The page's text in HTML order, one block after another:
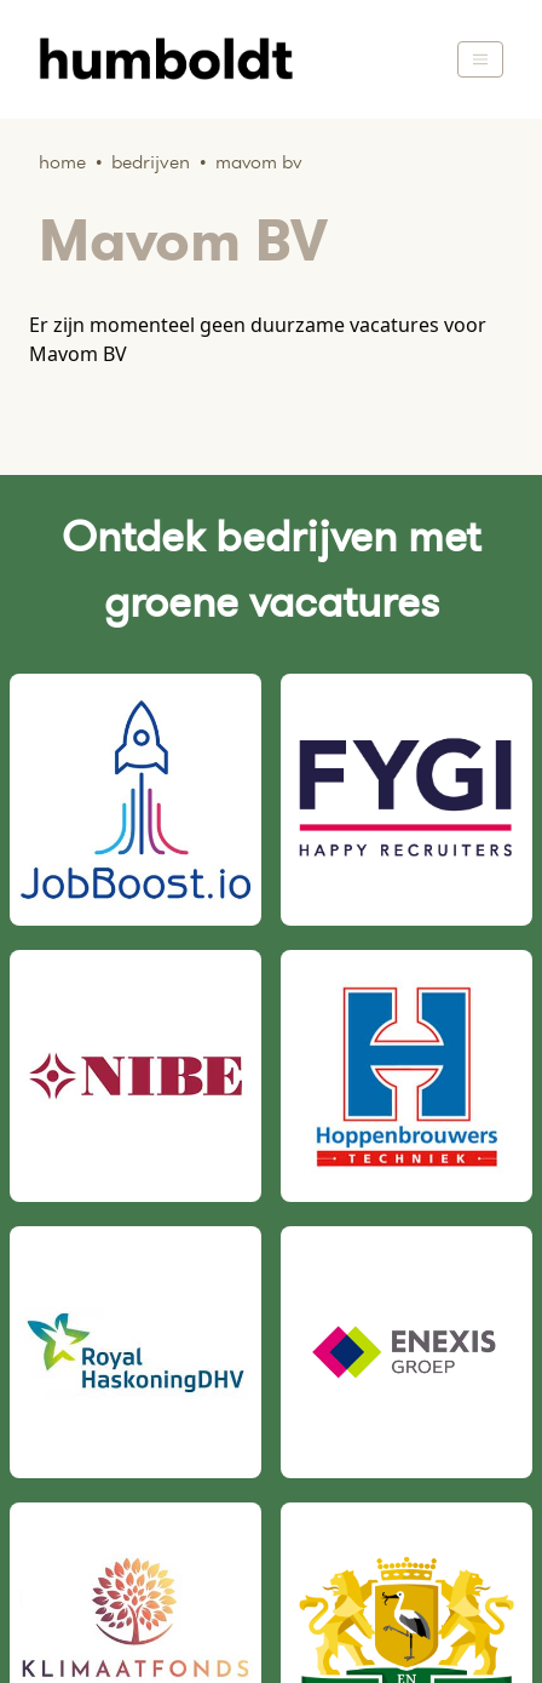
home • bedrijven • mavom bv
Mavom BV
Er zijn momenteel geen duurzame vacatures voor
Mavom BV
Ontdek bedrijven met
groene vacatures